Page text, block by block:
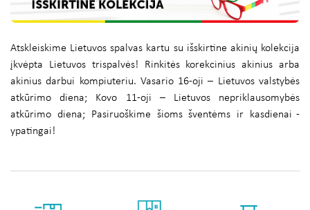
Atskleiskime Lietuvos spalvas kartu su išskirtine akinių kolekcija
įkvėpta Lietuvos trispalvės! Rinkitės korekcinius akinius arba
akinius darbui kompiuteriu. Vasario 16-oji – Lietuvos valstybės
atkūrimo diena; Kovo 11-oji – Lietuvos nepriklausomybės
atkūrimo diena; Pasiruoškime šioms šventėms ir kasdienai -
ypatingai!